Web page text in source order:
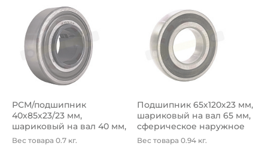
РСМ/подшипник
40х85х23/23 мм,
шариковый на вал 40 мм,
цилиндрическое на...
Вес товара 0.7 кг.
Подшипник 65х120х23 мм,
шариковый на вал 65 мм,
сферическое наружное
ко...
Вес товара 0.94 кг.